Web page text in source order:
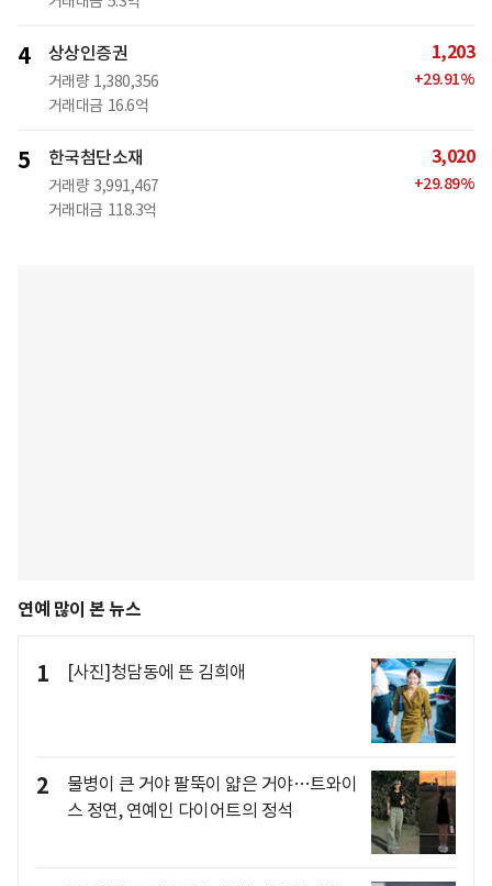
4 상상인증권
거래량 1,380,356
거래대금 16.6억
1,203
+29.91%
5 한국첨단소재
거래량 3,991,467
거래대금 118.3억
3,020
+29.89%
연예 많이 본 뉴스
1 [사진]청담동에 뜬 김희애
2
물병이 큰 거야 팔뚝이 얇은 거야…트와이
스 정연, 연예인 다이어트의 정석